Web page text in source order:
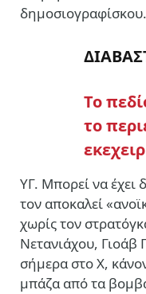
δημοσιογραφίσκου.
Το
το
ΥΓ. Μπορεί να έχει
τον αποκαλεί
χωρίς τον
Νετανιάχου, Γιοάβ
σήμερα στο Χ,
μπάζα από τα